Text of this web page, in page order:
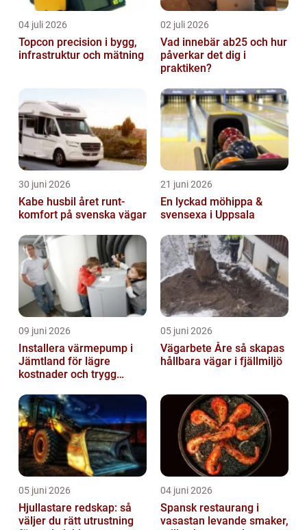
04 juli 2026
Topcon precision i bygg,
infrastruktur och mätning
02 juli 2026
Vad innebär ab25 och hur
påverkar det dig i
praktiken?
30 juni 2026
Kabe husbil året runt-
komfort på svenska vägar
21 juni 2026
En lyckad möhippa &
svensexa i Uppsala
09 juni 2026
Installera värmepump i
Jämtland för lägre
kostnader och trygg
05 juni 2026
Vägarbete Åre så skapas
hållbara vägar i fjällmiljö
05 juni 2026
Hjullastare redskap: så
väljer du rätt utrustning
04 juni 2026
Spansk restaurang i
vasastan levande smaker,